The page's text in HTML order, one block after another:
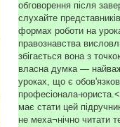
обговорення після
слухайте
формах роботи на
правознавства
збігається вона з
власна думка —
уроках, що є
професіонала-
має стати цей
не меха¬нічно читати